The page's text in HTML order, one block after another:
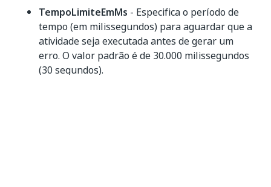
TempoLimiteEmMs - Especifica o período de
tempo (em milissegundos) para aguardar que a
atividade seja executada antes de gerar um
erro. O valor padrão é de 30.000 milissegundos
(30 segundos).